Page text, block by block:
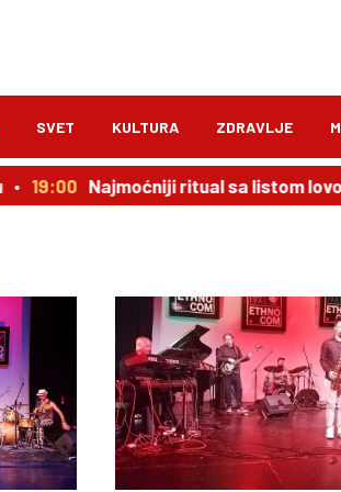
SVET KULTURA ZDRAVLJE
19:00 Najmoćniji ritual sa listom